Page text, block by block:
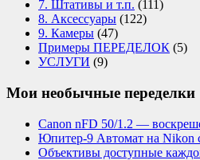
7. Штативы и т.п. (111)
8. Аксессуары (122)
9. Камеры (47)
Примеры ПЕРЕДЕЛОК (5)
УСЛУГИ (9)
Мои необычные переделки
Canon nFD 50/1.2 —
Юпитер-9 Автомат на Nikon
Объективы доступные